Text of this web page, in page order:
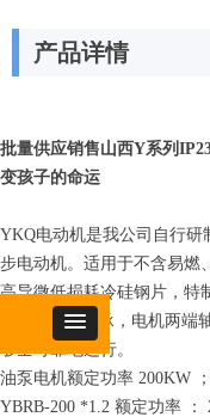
产品详情
批量供应销售山西Y系列
变孩子的命运
YKQ电动机是我公司自行研
步电动机。适用于不含易燃
高导微低损耗冷硅钢片，特
端采用SKF轴承，电机两
够全可靠地运行。
油泵电机额定功率 200KW
YBRB-200 *1.2 额定功率 ：